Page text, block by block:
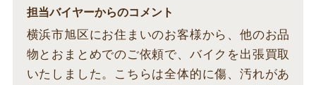
担当バイヤーからのコメント
横浜市旭区にお住まいのお客様から、他のお品
物とおまとめでのご依頼で、バイクを出張買取
いたしました。こちらは全体的に傷、汚れがあ